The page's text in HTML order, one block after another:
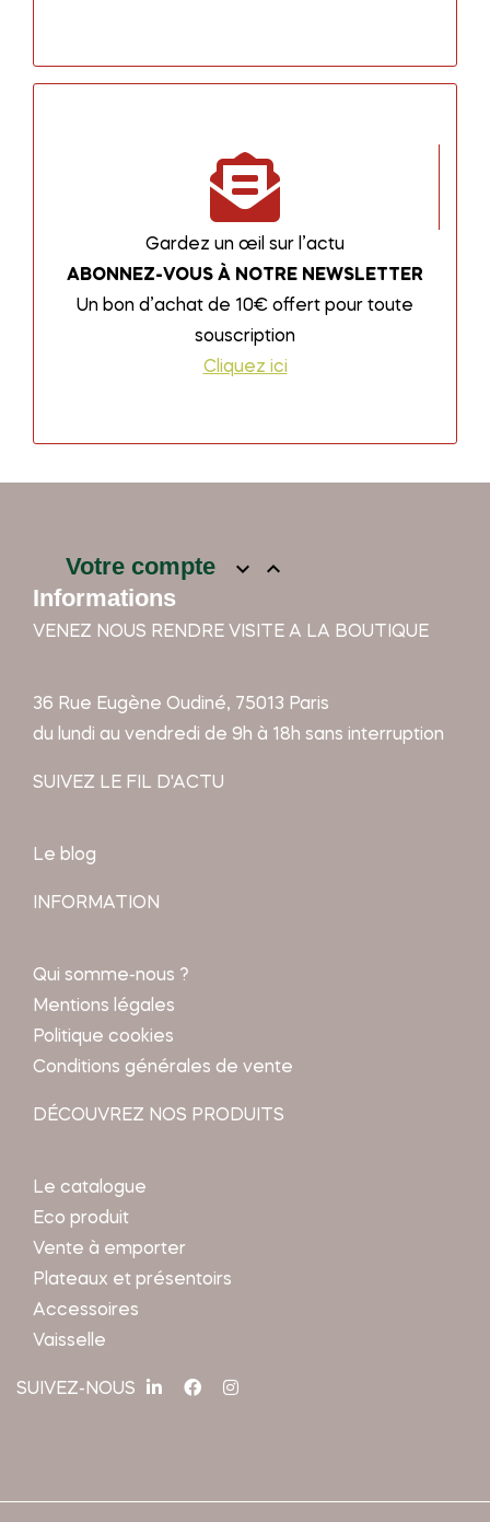
Gardez un œil sur l’actu
ABONNEZ-VOUS À NOTRE NEWSLETTER
Un bon d’achat de 10€ offert pour toute
souscription
Cliquez ici
Votre compte  
Informations
VENEZ NOUS RENDRE VISITE A LA BOUTIQUE
36 Rue Eugène Oudiné, 75013 Paris
du lundi au vendredi de 9h à 18h sans interruption
SUIVEZ LE FIL D'ACTU
Le blog
INFORMATION
Qui somme-nous ?
Mentions légales
Politique cookies
Conditions générales de vente
DÉCOUVREZ NOS PRODUITS
Le catalogue
Eco produit
Vente à emporter
Plateaux et présentoirs
Accessoires
Vaisselle
SUIVEZ-NOUS